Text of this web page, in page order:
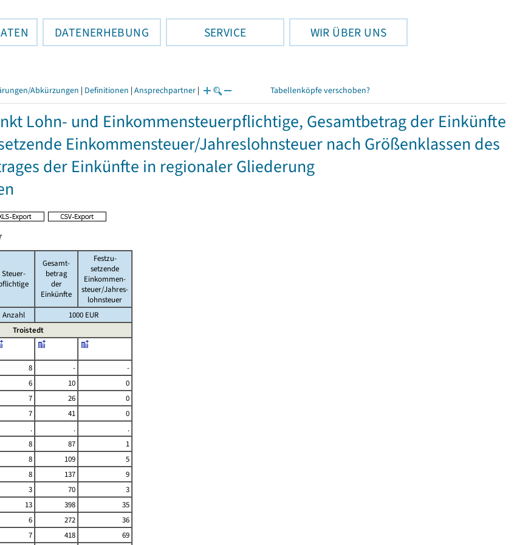
DATENERHEBUNG SERVICE WIR ÜBER UNS
Abkürzungen | Definitionen | Ansprechpartner | Tabellenköpfe verschoben?
Lohn- und Einkommensteuerpflichtige, Gesamtbetrag der Einkünfte
Einkommensteuer/Jahreslohnsteuer nach Größenklassen des
der Einkünfte in regionaler Gliederung
Steuer-
Gesamt-
betrag
der
Einkünfte
Festzu-
setzende
Einkommen-
steuer/Jahres-
lohnsteuer
Anzahl
1000 EUR
Troistedt
8 -
-
6 10
0
7 26
0
7 41
0
. .
.
8 87
1
8 109
5
8 137
9
3 70
3
13 398
35
6 272
36
7 418 69